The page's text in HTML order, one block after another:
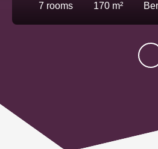
7 rooms 170 m²